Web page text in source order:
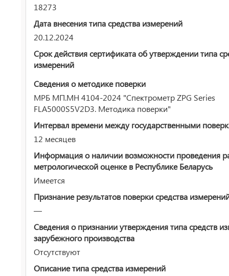
18273
Дата внесения типа средства измерений
20.12.2024
Срок действия сертификата об утверждении типа
измерений
Сведения о методике поверки
МРБ МП.МН 4104-2024 "Спектрометр ZPG Series
FLA5000S5V2D3. Методика поверки"
Интервал времени между государственными
12 месяцев
Информация о наличии возможности проведения
метрологической оценке в Республике Беларусь
Имеется
Признание результатов поверки средства
—
Сведения о признании утверждения типа средств
зарубежного производства
Отсутствуют
Описание типа средства измерений